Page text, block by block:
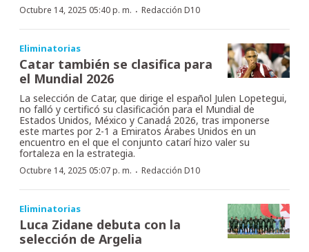
Octubre 14, 2025 05:40 p. m. · Redacción D10
Eliminatorias
Catar también se clasifica para
el Mundial 2026
La selección de Catar, que dirige el español Julen Lopetegui,
no falló y certificó su clasificación para el Mundial de
Estados Unidos, México y Canadá 2026, tras imponerse
este martes por 2-1 a Emiratos Árabes Unidos en un
encuentro en el que el conjunto catarí hizo valer su
fortaleza en la estrategia.
Octubre 14, 2025 05:07 p. m. · Redacción D10
Eliminatorias
Luca Zidane debuta con la
selección de Argelia